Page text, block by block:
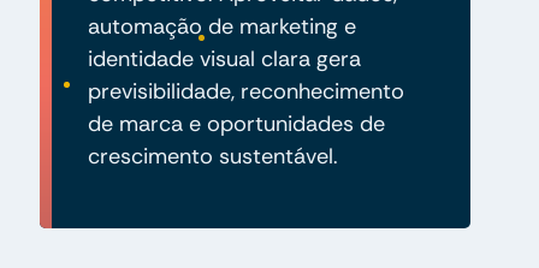
automação de marketing e
identidade visual clara gera
previsibilidade, reconhecimento
de marca e oportunidades de
crescimento sustentável.